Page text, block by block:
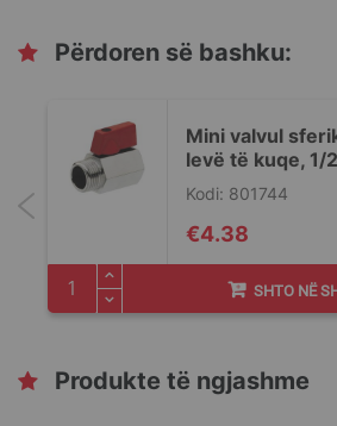
Përdoren së bashku:
Mini valvul
levë të kuqe, 1/
€4.38
Kodi: 801744
SHTO NË
Produkte të ngjashme